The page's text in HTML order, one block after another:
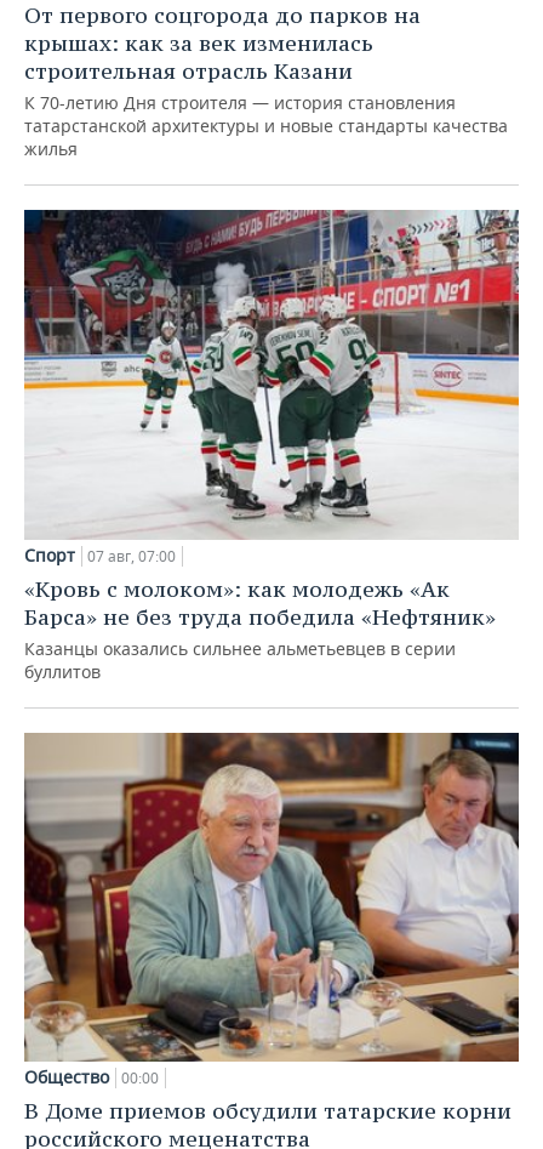
От первого соцгорода до парков на
крышах: как за век изменилась
строительная отрасль Казани
К 70-летию Дня строителя — история становления
татарстанской архитектуры и новые стандарты качества
жилья
Спорт 07 авг, 07:00
«Кровь с молоком»: как молодежь «Ак
Барса» не без труда победила «Нефтяник»
Казанцы оказались сильнее альметьевцев в серии
буллитов
Общество 00:00
В Доме приемов обсудили татарские корни
российского меценатства